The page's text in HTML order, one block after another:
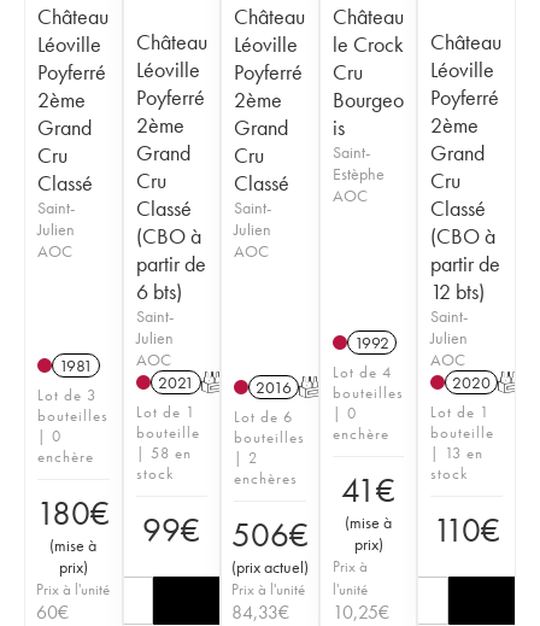
Château
Léoville
Poyferré
2ème
Grand
Cru
Classé
Saint-
Julien
AOC
1981
Lot de 3
bouteilles
| 0
enchère
180€
(mise à
prix)
Prix à l'unité
60€
Château
Léoville
Poyferré
2ème
Grand
Cru
Classé
(CBO à
partir de
6 bts)
Saint-
Julien
AOC
2021 T
Lot de 1
bouteille
| 58 en
stock
99€
Château
Léoville
Poyferré
2ème
Grand
Cru
Classé
Saint-
Julien
AOC
2016 T
Lot de 6
bouteilles
| 2
enchères
506€
(prix actuel)
Prix à l'unité
84,33€
Château
le Crock
Cru
Bourgeo
is
Saint-
Estèphe
AOC
1992
Lot de 4
bouteilles
| 0
enchère
41€
(mise à
prix)
Prix à
l'unité
10,25€
Château
Léoville
Poyferré
2ème
Grand
Cru
Classé
(CBO à
partir de
12 bts)
Saint-
Julien
AOC
2020 T
Lot de 1
bouteille
| 13 en
stock
110€